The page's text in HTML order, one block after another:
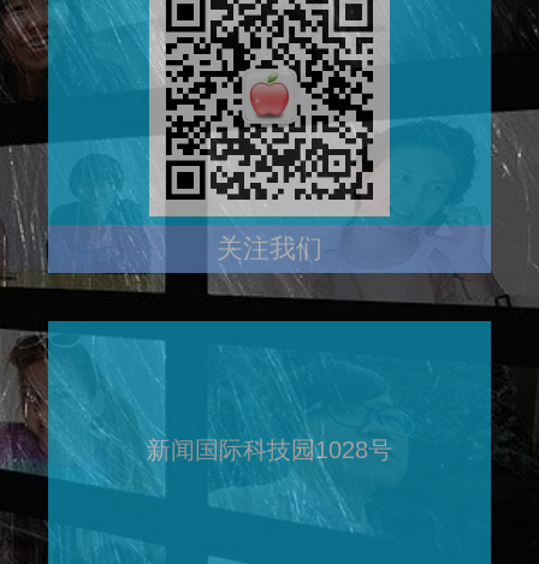
关注我们
新闻国际科技园1028号